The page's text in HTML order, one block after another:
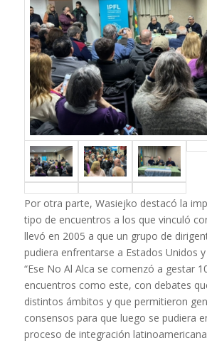
Por otra parte, Wasiejko destacó la
tipo de encuentros a los que vinculó
llevó en 2005 a que un grupo de
pudiera enfrentarse a Estados Unidos
“Ese No Al Alca se comenzó a gestar
encuentros como este, con debates
distintos ámbitos y que permitieron
consensos para que luego se pudiera
proceso de integración